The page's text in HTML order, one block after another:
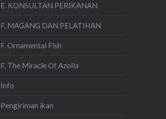
E. KONSULTAN PERIKANAN
F. MAGANG DAN PELATIHAN
F. Ornamental Fish
F. The Miracle Of Azolla
Info
Pengiriman ikan